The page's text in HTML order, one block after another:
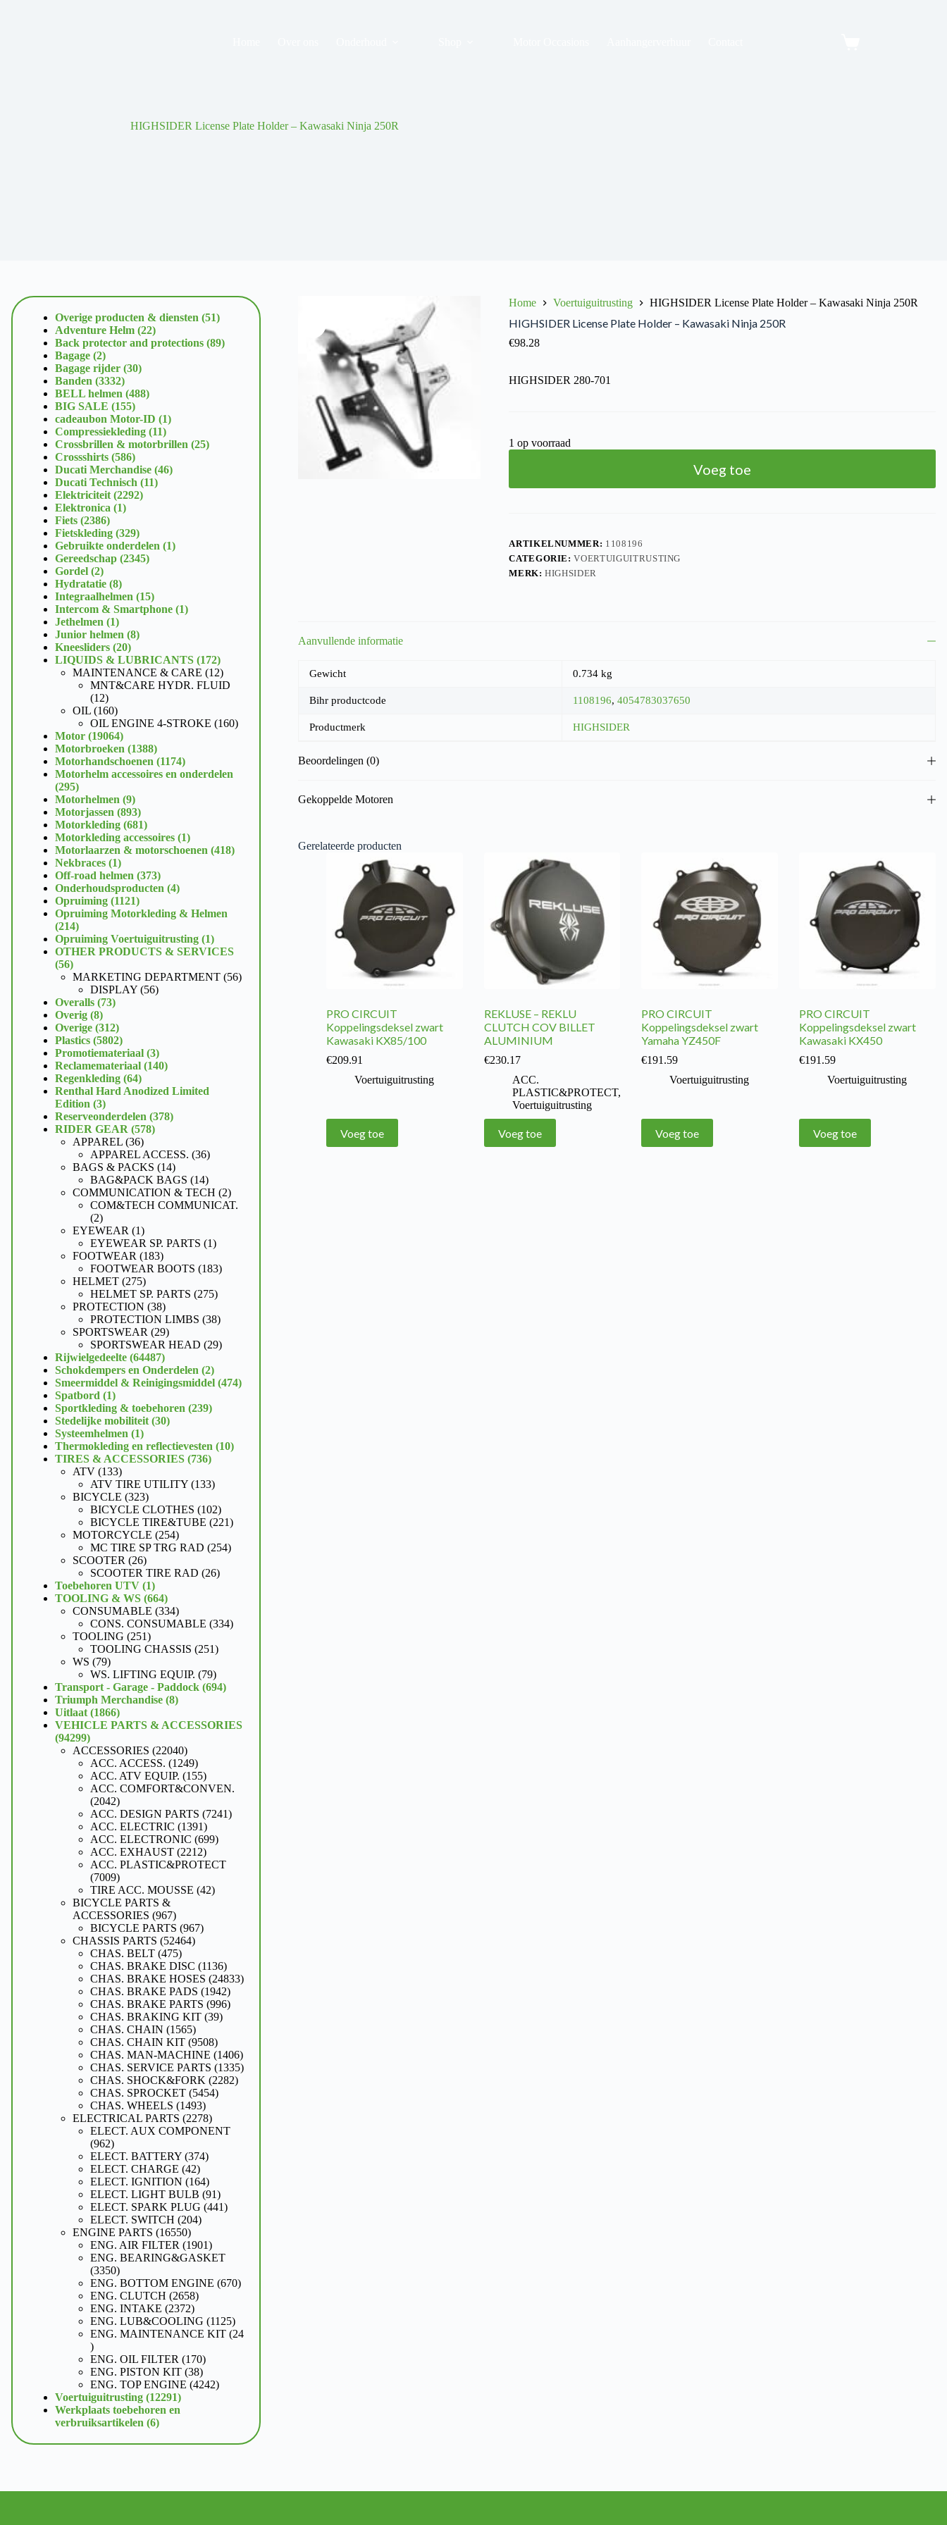
HIGHSIDER License Plate Holder – Kawasaki Ninja 250R
Home Voertuiguitrusting HIGHSIDER License Plate Holder – Kawasaki Ninja 250R
HIGHSIDER License Plate Holder – Kawasaki Ninja 250R
€98.28
HIGHSIDER 280-701
1 op voorraad
Voeg toe
ARTIKELNUMMER: 1108196
CATEGORIE:VOERTUIGUITRUSTING
MERK:HIGHSIDER
Aanvullende informatie
Gewicht 0.734 kg
Bihr productcode 1108196, 4054783037650
Productmerk HIGHSIDER
Beoordelingen (0)
Gekoppelde Motoren
Gerelateerde producten
PRO CIRCUIT
Koppelingsdeksel zwart
Kawasaki KX85/100
€209.91
Voertuiguitrusting
Voeg toe
REKLUSE – REKLU
CLUTCH COV BILLET
ALUMINIUM
€230.17
ACC.
PLASTIC&PROTECT,
Voertuiguitrusting
Voeg toe
PRO CIRCUIT
Koppelingsdeksel zwart
Yamaha YZ450F
€191.59
Voertuiguitrusting
Voeg toe
PRO CIRCUIT
Koppelingsdeksel zwart
Kawasaki KX450
€191.59
Voertuiguitrusting
Voeg toe
Overige producten & diensten 5151
Adventure Helm 2222
producten
Back protector and protections 8989
Bagage 22
producten
Bagage rijder 3030
Banden 33323332
producten
BELL helmen 488488
BIG SALE 155155
producten
cadeaubon Motor-ID 11
Compressiekleding 1111
producten
Crossbrillen & motorbrillen 2525
Crossshirts 586586
producten
Ducati Merchandise 4646
Ducati Technisch 1111
Elektriciteit 22922292
Elektronica 11
Fiets 23862386
producten
Fietskleding 329329
producten
Gebruikte onderdelen 11
Gereedschap 23452345
Gordel 22
producten
Hydratatie 88
producten
Integraalhelmen 1515
producten
Intercom & Smartphone 11
Jethelmen 11
product
Junior helmen 88
Kneesliders 2020
producten
LIQUIDS & LUBRICANTS 172172
producten
MAINTENANCE & CARE 1212
producten
MNT&CARE HYDR. FLUID
1212
producten
OIL 160160
producten
OIL ENGINE 4-STROKE 160160
Motor 1906419064
producten
Motorbroeken 13881388
producten
Motorhandschoenen 11741174
producten
Motorhelm accessoires en onderdelen
295295
producten
Motorhelmen 99
producten
Motorjassen 893893
producten
Motorkleding 681681
producten
Motorkleding accessoires 11
product
Motorlaarzen & motorschoenen 418418
Nekbraces 11
product
Off-road helmen 373373
producten
Onderhoudsproducten 44
Opruiming 11211121
producten
Opruiming Motorkleding & Helmen
214214
producten
Opruiming Voertuiguitrusting 11
product
OTHER PRODUCTS & SERVICES
5656
producten
MARKETING DEPARTMENT 5656
DISPLAY 5656
Overalls 7373
Overig 88
producten
Overige 312312
producten
Plastics 58025802
producten
Promotiemateriaal 33
producten
Reclamemateriaal 140140
Regenkleding 6464
producten
Renthal Hard Anodized Limited
Edition 33
producten
Reserveonderdelen 378378
RIDER GEAR 578578
APPAREL 3636
producten
APPAREL ACCESS. 3636
BAGS & PACKS 1414
producten
BAG&PACK BAGS 1414
producten
COMMUNICATION & TECH 22
producten
COM&TECH COMMUNICAT.
22
producten
EYEWEAR 11
product
EYEWEAR SP. PARTS 11
FOOTWEAR 183183
producten
FOOTWEAR BOOTS 183183
HELMET 275275
producten
HELMET SP. PARTS 275275
PROTECTION 3838
producten
PROTECTION LIMBS 3838
SPORTSWEAR 2929
producten
SPORTSWEAR HEAD 2929
Rijwielgedeelte 6448764487
producten
Schokdempers en Onderdelen 22
producten
Smeermiddel & Reinigingsmiddel 474474
Spatbord 11
product
Sportkleding & toebehoren 239239
Stedelijke mobiliteit 3030
Systeemhelmen 11
product
Thermokleding en reflectievesten 1010
TIRES & ACCESSORIES 736736
ATV 133133
producten
ATV TIRE UTILITY 133133
BICYCLE 323323
producten
BICYCLE CLOTHES 102102
producten
BICYCLE TIRE&TUBE 221221
MOTORCYCLE 254254
producten
MC TIRE SP TRG RAD 254254
SCOOTER 2626
producten
SCOOTER TIRE RAD 2626
Toebehoren UTV 11
product
TOOLING & WS 664664
producten
CONSUMABLE 334334
producten
CONS. CONSUMABLE 334334
TOOLING 251251
producten
TOOLING CHASSIS 251251
WS 7979
producten
WS. LIFTING EQUIP. 7979
producten
Transport - Garage - Paddock 694694
Triumph Merchandise 88
Uitlaat 18661866
producten
VEHICLE PARTS & ACCESSORIES
9429994299
producten
ACCESSORIES 2204022040
producten
ACC. ACCESS. 12491249
producten
ACC. ATV EQUIP. 155155
producten
ACC. COMFORT&CONVEN.
20422042
producten
ACC. DESIGN PARTS 72417241
ACC. ELECTRIC 13911391
producten
ACC. ELECTRONIC 699699
ACC. EXHAUST 22122212
producten
ACC. PLASTIC&PROTECT
70097009
producten
TIRE ACC. MOUSSE 4242
BICYCLE PARTS &
ACCESSORIES 967967
producten
BICYCLE PARTS 967967
CHASSIS PARTS 5246452464
CHAS. BELT 475475
producten
CHAS. BRAKE DISC 11361136
producten
CHAS. BRAKE HOSES 2483324833
CHAS. BRAKE PADS 19421942
producten
CHAS. BRAKE PARTS 996996
CHAS. BRAKING KIT 3939
CHAS. CHAIN 15651565
producten
CHAS. CHAIN KIT 95089508
producten
CHAS. MAN-MACHINE 14061406
producten
CHAS. SERVICE PARTS 13351335
CHAS. SHOCK&FORK 22822282
CHAS. SPROCKET 54545454
CHAS. WHEELS 14931493
producten
ELECTRICAL PARTS 22782278
producten
ELECT. AUX COMPONENT
962962
producten
ELECT. BATTERY 374374
ELECT. CHARGE 4242
producten
ELECT. IGNITION 164164
producten
ELECT. LIGHT BULB 9191
producten
ELECT. SPARK PLUG 441441
ELECT. SWITCH 204204
ENGINE PARTS 1655016550
producten
ENG. AIR FILTER 19011901
producten
ENG. BEARING&GASKET
33503350
producten
ENG. BOTTOM ENGINE 670670
ENG. CLUTCH 26582658
ENG. INTAKE 23722372
producten
ENG. LUB&COOLING 11251125
producten
ENG. MAINTENANCE KIT 24
24
producten
ENG. OIL FILTER 170170
producten
ENG. PISTON KIT 3838
producten
ENG. TOP ENGINE 42424242
Voertuiguitrusting 1229112291
producten
Werkplaats toebehoren en
verbruiksartikelen 66